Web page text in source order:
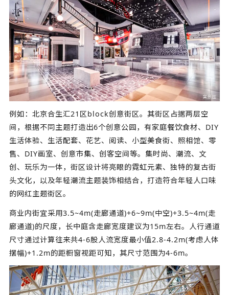
例如：北京合生汇21区block创意街区。其街区占据两层空
间，根据不同主题打造出6个创意公园，有家庭餐饮食材、DIY
生活体验、生活配套、花艺、阅读、小型美食街、照相馆、零
售、DIY画室、创意市集、创客空间等。集时尚、潮流、文
创、玩乐为一体，街区设计将亮眼的霓虹元素、独特的复古街
头文化，以及年轻潮流主题装饰相结合，打造符合年轻人口味
的网红主题街区。
商业内街宜采用3.5~4m(走廊通道)+6~9m(中空)+3.5~4m(走
廊通道)的尺度，长中庭含走廊宽度建议为15m左右。人行通道
尺寸通过计算往来共4-6股人流宽度最小值2.8-4.2m(考虑人体
摆幅)+1.2m的距橱窗视距可知，其尺寸范围为4-6m。